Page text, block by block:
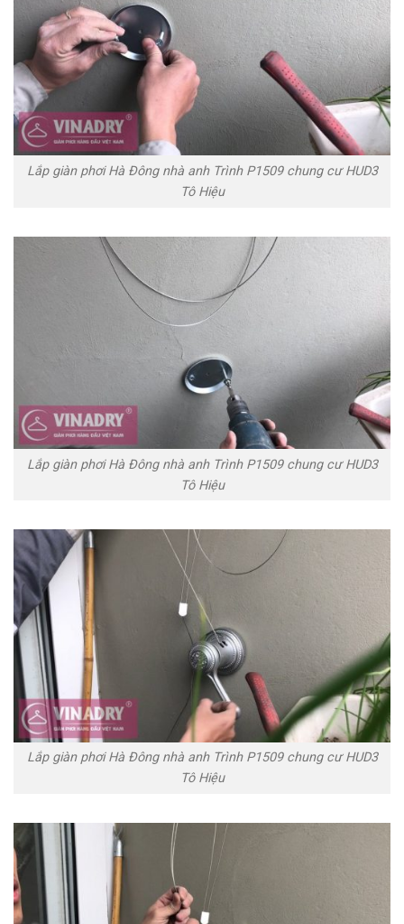
Lắp giàn phơi Hà Đông nhà anh Trình P1509 chung cư HUD3
Tô Hiệu
Lắp giàn phơi Hà Đông nhà anh Trình P1509 chung cư HUD3
Tô Hiệu
Lắp giàn phơi Hà Đông nhà anh Trình P1509 chung cư HUD3
Tô Hiệu